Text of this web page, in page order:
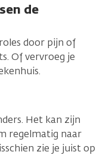
de
door pijn of
Of vervroeg je
Het kan zijn
regelmatig naar
zie je juist op